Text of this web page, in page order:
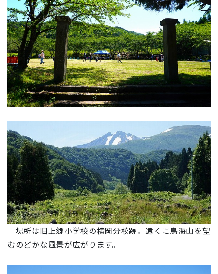
場所は旧上郷小学校の横岡分校跡。遠くに鳥海山を望
むのどかな風景が広がります。